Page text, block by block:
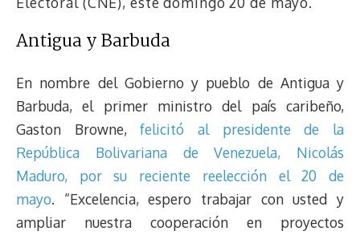
Antigua y Barbuda
En nombre del Gobierno y pueblo de Antigua y
Barbuda, el primer ministro del país caribeño,
Gaston Browne,felicitó al presidente de la
República Bolivariana de Venezuela, Nicolás
Maduro, por su reciente reelección el 20 de
mayo. “Excelencia, espero trabajar con usted y
ampliar nuestra cooperación en proyectos